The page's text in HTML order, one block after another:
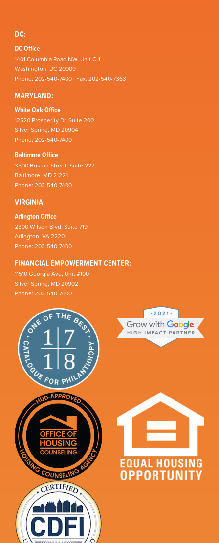
DC:
DC Office
1401 Columbia Road NW, Unit C-1
Washington, DC 20009
Phone: 202-540-7400 | Fax: 202-540-7363
MARYLAND:
White Oak Office
12520 Prosperity Dr, Suite 200
Silver Spring, MD 20904
Phone: 202-540-7400
Baltimore Office
3500 Boston Street, Suite 227
Baltimore, MD 21224
Phone: 202-540-7400
VIRGINIA:
Arlington Office
2300 Wilson Blvd, Suite 719
Arlington, VA 22201
Phone: 202-540-7400
FINANCIAL EMPOWERMENT CENTER:
11510 Georgia Ave, Unit #100
Silver Spring, MD 20902
Phone: 202-540-7400